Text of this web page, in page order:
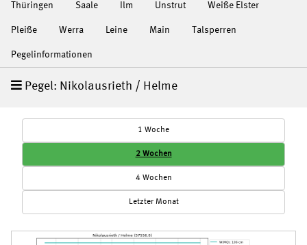
Thüringen Saale Ilm Unstrut Weiße Elster
Pleiße Werra Leine Main Talsperren
Pegelinformationen
Pegel: Nikolausrieth / Helme
1 Woche
2 Wochen
4 Wochen
Letzter Monat